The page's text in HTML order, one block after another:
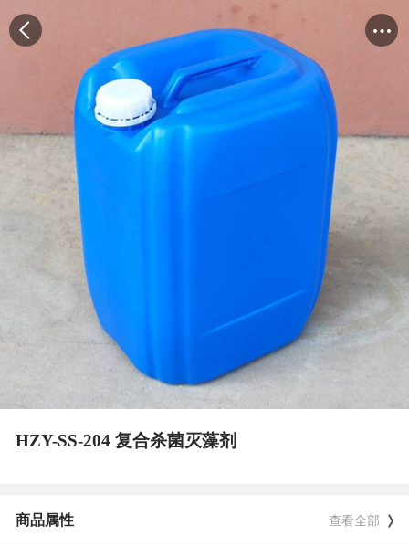
HZY-SS-204 复合杀菌灭藻剂
商品属性 查看全部